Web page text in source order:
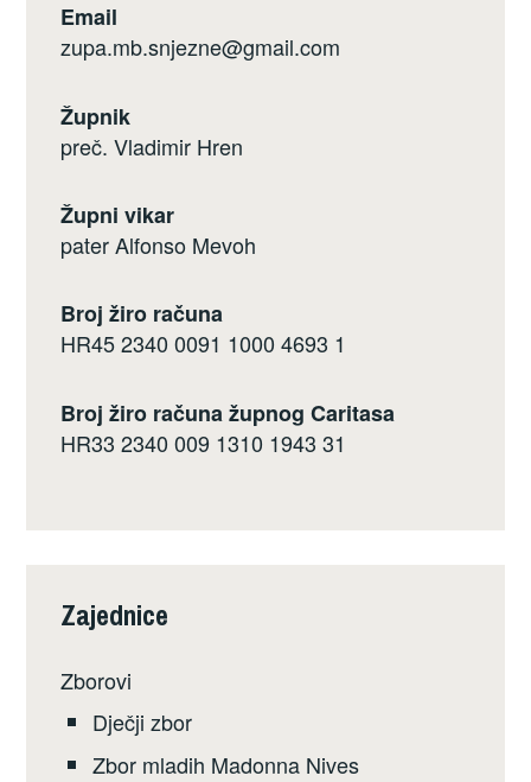
Email
zupa.mb.snjezne@gmail.com
Župnik
preč. Vladimir Hren
Župni vikar
pater Alfonso Mevoh
Broj žiro računa
HR45 2340 0091 1000 4693 1
Broj žiro računa župnog Caritasa
HR33 2340 009 1310 1943 31
Zajednice
Zborovi
Dječji zbor
Zbor mladih Madonna Nives